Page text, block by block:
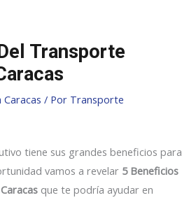
Transporte
/ Por Transporte
tiene sus grandes beneficios para
vamos a revelar 5 Beneficios
que te podría ayudar en